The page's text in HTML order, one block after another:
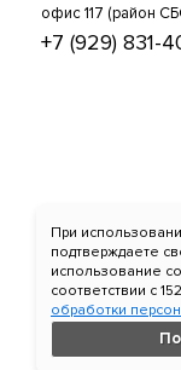
При
подтверждаете
использование
соответствии c
обработки
офис 117 (район
+7 (929) 831-